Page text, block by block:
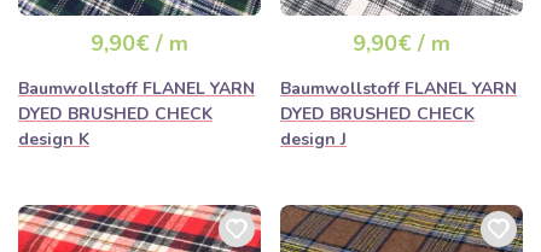
9,90€ / m
Baumwollstoff FLANEL YARN
DYED BRUSHED CHECK
design K
9,90€ / m
Baumwollstoff FLANEL YARN
DYED BRUSHED CHECK
design J